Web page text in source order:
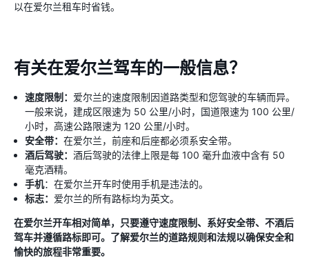
以在爱尔兰租车时省钱。
有关在爱尔兰驾车的一般信息？
速度限制： 爱尔兰的速度限制因道路类型和您驾驶的车辆而异。
一般来说，建成区限速为 50 公里/小时，国道限速为 100 公里/
小时，高速公路限速为 120 公里/小时。
安全带： 在爱尔兰，前座和后座都必须系安全带。
酒后驾驶： 酒后驾驶的法律上限是每 100 毫升血液中含有 50
毫克酒精。
手机：在爱尔兰开车时使用手机是违法的。
标志： 爱尔兰的所有路标均为英文。
在爱尔兰开车相对简单，只要遵守速度限制、系好安全带、不酒后
驾车并遵循路标即可。了解爱尔兰的道路规则和法规以确保安全和
愉快的旅程非常重要。